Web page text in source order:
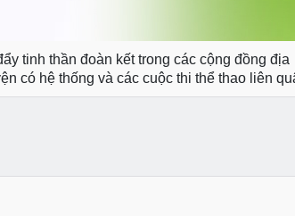
tinh thần đoàn kết trong các cộng đồng địa
có hệ thống và các cuộc thi thể thao liên